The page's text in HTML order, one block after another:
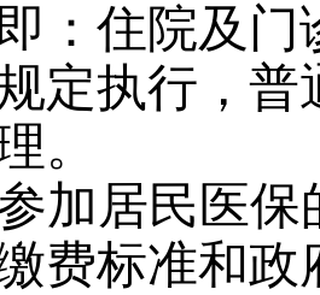
：住院及
定执行，
。
加居民医
费标准和